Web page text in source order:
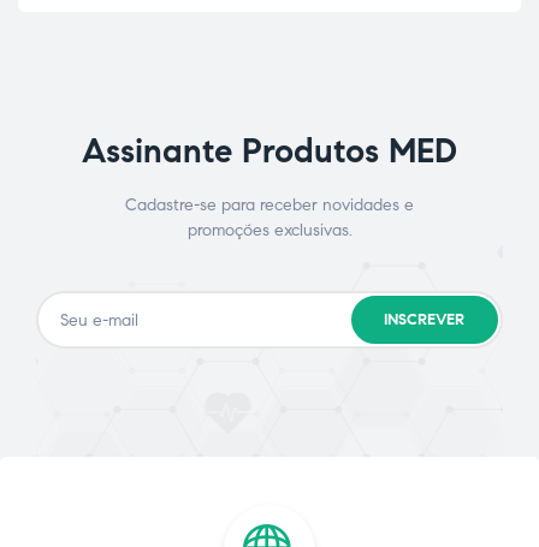
Assinante Produtos MED
Cadastre-se para receber novidades e
promoções exclusivas.
INSCREVER